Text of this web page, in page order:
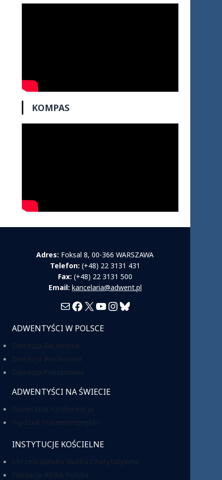
KOMPAS
Adres: Foksal 8, 00-366 WARSZAWA
Telefon: (+48) 22 3131 431
Fax: (+48) 22 3131 500
Email: kancelaria@adwent.pl
MailFacebook
X YouTube
Instagram
Bluesky
ADWENTYŚCI W POLSCE
ADWENTYŚCI NA ŚWIECIE
INSTYTUCJE KOŚCIELNE